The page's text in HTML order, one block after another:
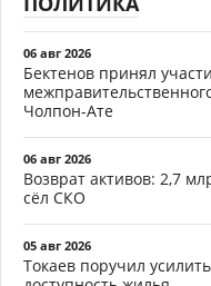
06 авг 2026
Бектенов принял
Чолпон-Ате
06 авг 2026
Возврат активов: 2,7
сёл СКО
05 авг 2026
Токаев поручил